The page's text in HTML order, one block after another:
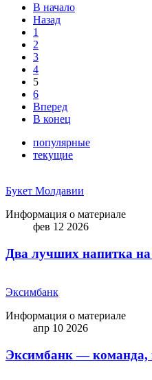
В начало
Назад
1
2
3
4
5
6
Вперед
В конец
популярные
текущие
Букет Молдавии
Информация о материале
фев 12 2026
Два лучших напитка
Эксимбанк
Информация о материале
апр 10 2026
Эксимбанк — команда,